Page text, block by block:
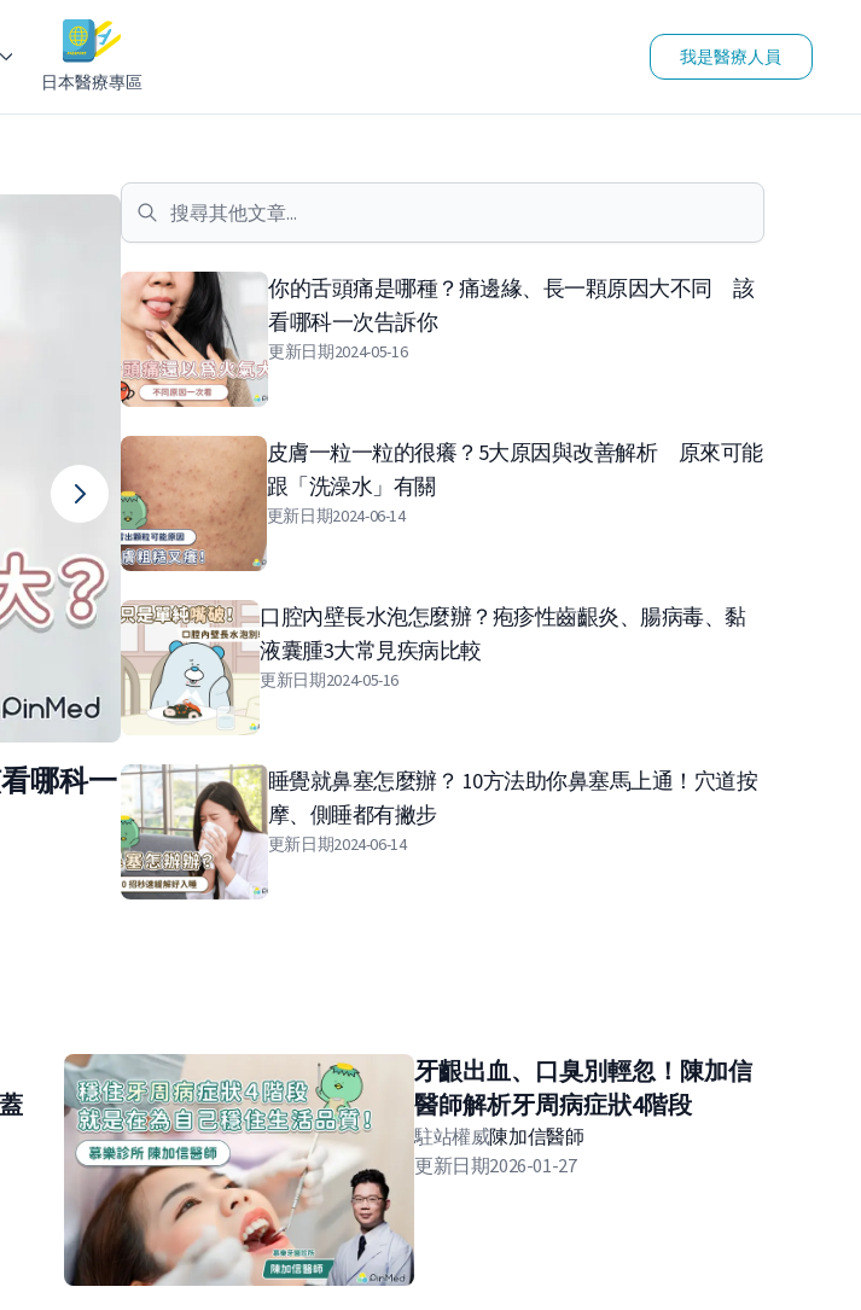
日本醫療專區
我是醫療人員
與改善解析 原來可能跟「洗 口腔內壁長水泡怎麼辦？疱疹性齒
大常見疾病比較
你的舌頭痛是哪種？痛邊緣、長一顆原因大不同 該
看哪科一次告訴你
更新日期2024-05-16
皮膚一粒一粒的很癢？5大原因與改善解析 原來可能
跟「洗澡水」有關
更新日期2024-06-14
口腔內壁長水泡怎麼辦？疱疹性齒齦炎、腸病毒、黏
液囊腫3大常見疾病比較
更新日期2024-05-16
睡覺就鼻塞怎麼辦？ 10方法助你鼻塞馬上通！穴道按
摩、側睡都有撇步
更新日期2024-06-14
牙齦出血、口臭別輕忽！陳加信
醫師解析牙周病症狀4階段
駐站權威陳加信醫師
更新日期2026-01-27